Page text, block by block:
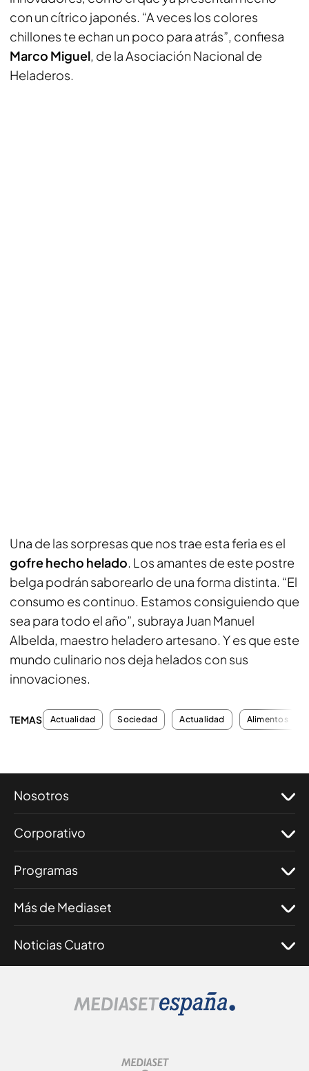
con un cítrico japonés. “A veces los colores
chillones te echan un poco para atrás”, confiesa
Marco Miguel, de la Asociación Nacional de
Heladeros.
Una de las sorpresas que nos trae esta feria es el
gofre hecho helado. Los amantes de este postre
belga podrán saborearlo de una forma distinta. “El
consumo es continuo. Estamos consiguiendo que
sea para todo el año”, subraya Juan Manuel
Albelda, maestro heladero artesano. Y es que este
mundo culinario nos deja helados con sus
innovaciones.
TEMAS Actualidad Sociedad Actualidad Alimentos
Nosotros
Corporativo
Programas
Más de Mediaset
Noticias Cuatro